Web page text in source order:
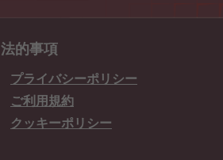
法的事項
プライバシーポリシー
ご利用規約
クッキーポリシー